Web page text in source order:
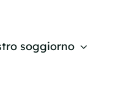
soggiorno